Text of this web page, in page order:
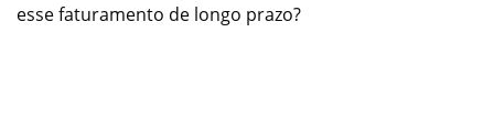
esse faturamento de longo prazo?